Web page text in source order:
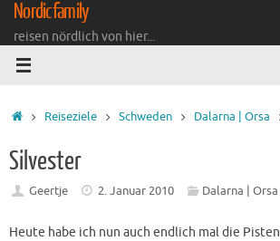
Zum
Inhalt
springen
Nordicfamily
reisen nördlich von hier...
Startseite
Reiseziele Schweden Dalarna | Orsa
Silvester
Geertje 2. Januar 2010 Dalarna | Orsa
Heute habe ich nun auch endlich mal die Pisten